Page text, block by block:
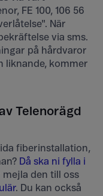
FE 100, 106 56
När
via sms.
på hårdvaror
liknande, kommer
Telenorägd
fiberinstallation,
Då ska ni fylla i
mejla den till oss
. Du kan också